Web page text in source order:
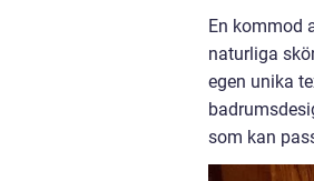
En kommod
naturliga
egen unika
som kan